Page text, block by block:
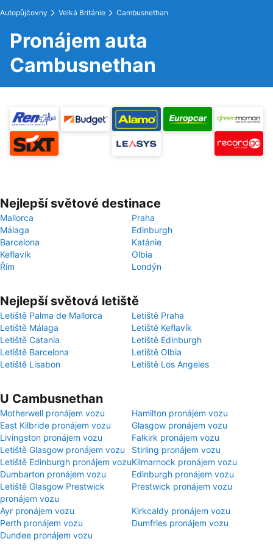
Autopůjčovny Velká Británie Cambusnethan
Pronájem auta
Cambusnethan
Nejlepší světové destinace
Mallorca
Praha
Málaga
Edinburgh
Barcelona
Katánie
Keflavík
Olbia
Řím
Londýn
Nejlepší světová letiště
Letiště Palma de Mallorca
Letiště Praha
Letiště Málaga
Letiště Keflavík
Letiště Catania
Letiště Edinburgh
Letiště Barcelona
Letiště Olbia
Letiště Lisabon
Letiště Los Angeles
U Cambusnethan
Motherwell pronájem vozu
Hamilton pronájem vozu
East Kilbride pronájem vozu
Glasgow pronájem vozu
Livingston pronájem vozu
Falkirk pronájem vozu
Letiště Glasgow pronájem vozu
Stirling pronájem vozu
Letiště Edinburgh pronájem vozuKilmarnock pronájem vozu
Dumbarton pronájem vozu
Edinburgh pronájem vozu
Letiště Glasgow Prestwick
pronájem vozu
Prestwick pronájem vozu
Ayr pronájem vozu
Kirkcaldy pronájem vozu
Perth pronájem vozu
Dumfries pronájem vozu
Dundee pronájem vozu